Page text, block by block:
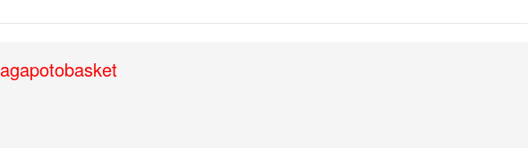
agapotobasket